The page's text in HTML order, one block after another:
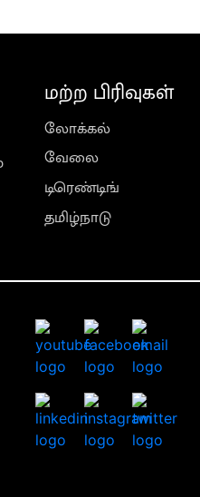
மற்ற பிரிவுகள்
லோக்கல்
வேலை
டிரெண்டிங்
தமிழ்நாடு